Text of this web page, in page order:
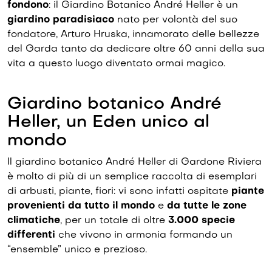
fondono: il Giardino Botanico André Heller è un
giardino paradisiaco nato per volontà del suo
fondatore, Arturo Hruska, innamorato delle bellezze
del Garda tanto da dedicare oltre 60 anni della sua
vita a questo luogo diventato ormai magico.
Giardino botanico André
Heller, un Eden unico al
mondo
Il giardino botanico André Heller di Gardone Riviera
è molto di più di un semplice raccolta di esemplari
di arbusti, piante, fiori: vi sono infatti ospitate piante
provenienti da tutto il mondo e da tutte le zone
climatiche, per un totale di oltre 3.000 specie
differenti che vivono in armonia formando un
“ensemble” unico e prezioso.